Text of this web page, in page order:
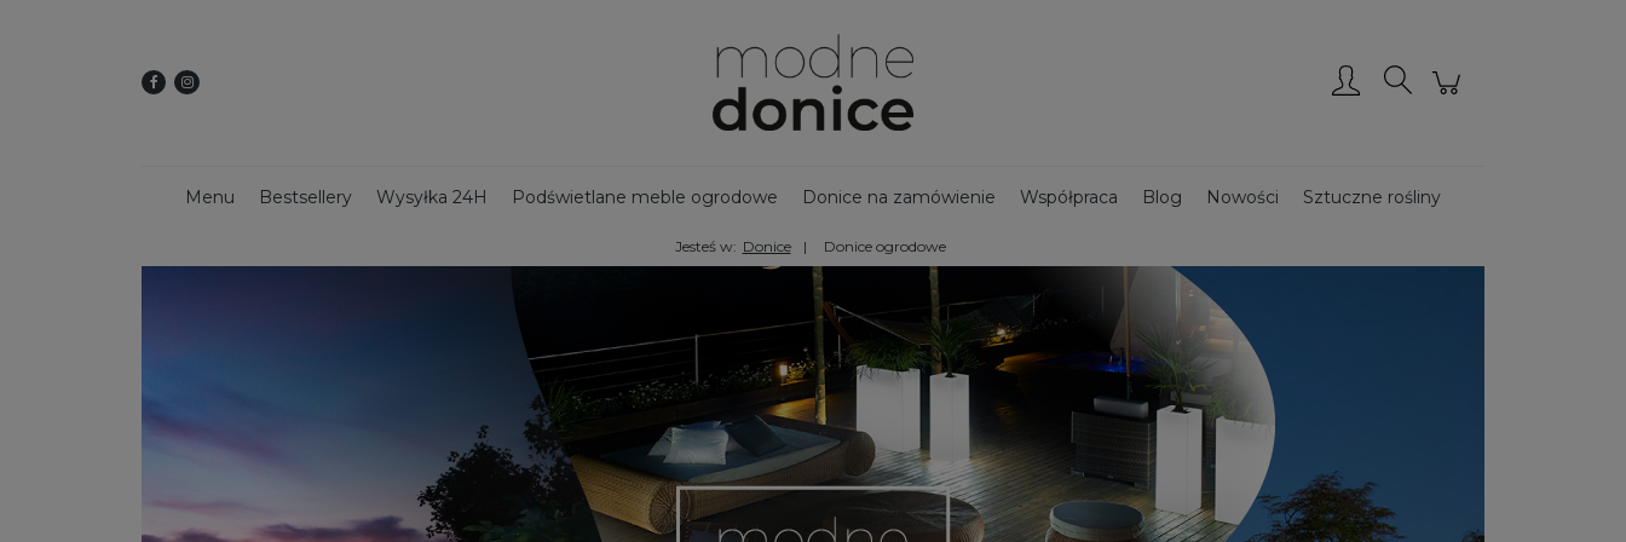
Menu Bestsellery Wysyłka 24H Podświetlane meble ogrodowe Donice na zamówienie Współpraca Blog Nowości Sztuczne rośliny
Dekoracje świąteczne Kwietniki Dekoracyjny zbiornik na deszczówkę Bestsellery - Donice ogrodowe Donice ze stali CORTEN Donice drewniane
Donice na taras Ozdoby ogrodowe Duże donice Nowości Donice podświetlane Donice ogrodowe
Jesteś w: Donice Donice ogrodowe